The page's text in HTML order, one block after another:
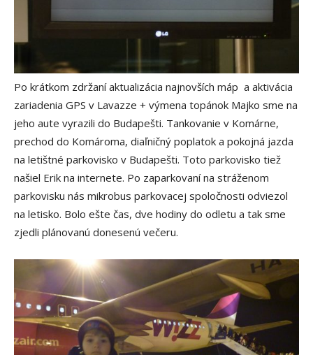
Po krátkom zdržaní aktualizácia najnovších máp a aktivácia
zariadenia GPS v Lavazze + výmena topánok Majko sme na
jeho aute vyrazili do Budapešti. Tankovanie v Komárne,
prechod do Komároma, diaľničný poplatok a pokojná jazda
na letištné parkovisko v Budapešti. Toto parkovisko tiež
našiel Erik na internete. Po zaparkovaní na stráženom
parkovisku nás mikrobus parkovacej spoločnosti odviezol
na letisko. Bolo ešte čas, dve hodiny do odletu a tak sme
zjedli plánovanú donesenú večeru.